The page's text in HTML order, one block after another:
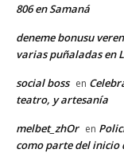
806 en Samaná
deneme bonusu
varias puñaladas en
social boss en
teatro, y artesanía
melbet_zhOr en
como parte del inicio